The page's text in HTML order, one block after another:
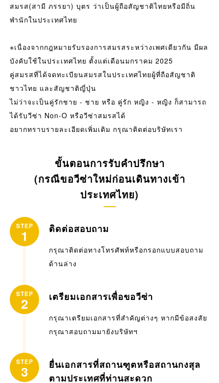
สมรส(สามี ภรรยา) บุตร ว่าเป็นผู้ถือสัญชาติไทยหรือมีถิ่น
พำนักในประเทศไทย
※เนื่องจากกฎหมายรับรองการสมรสระหว่างเพศเดียวกัน มีผล
บังคับใช้ในประเทศไทย ตั้งแต่เดือนมกราคม 2025
คู่สมรสที่ได้จดทะเบียนสมรสในประเทศไทยผู้ที่ถือสัญชาติ
ชาวไทย และสัญชาติญี่ปุ่น
ไม่ว่าจะเป็นคู่รักชาย - ชาย หรือ คู่รัก หญิง - หญิง ก็สามารถ
ได้รับวีซ่า Non-O หรือวีซ่าสมรสได้
อยากทราบรายละเอียดเพิ่มเติม กรุณาติดต่อบริษัทเรา
ขั้นตอนการรับคำปรึกษา
(กรณีขอวีซ่าใหม่ก่อนเดินทางเข้า
ประเทศไทย)
STEP
1 ติดต่อสอบถาม
กรุณาติดต่อทางโทรศัพท์หรือกรอกแบบสอบถาม
ด้านล่าง
STEP
2 เตรียมเอกสารเพื่อขอวีซ่า
กรุณาเตรียมเอกสารที่สำคัญต่างๆ หากมีข้อสงสัย
กรุณาสอบถามมายังบริษัทฯ
STEP
3
ยื่นเอกสารที่สถานฑูตหรือสถานกงสุล
ตามประเทศที่ท่านสะดวก